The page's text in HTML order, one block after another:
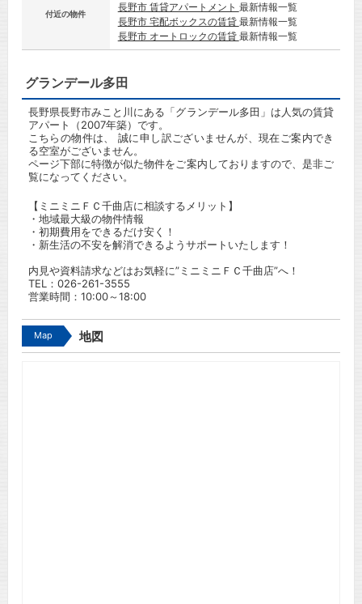
付近の物件
長野市 賃貸アパートメント 最新情報一覧
長野市 宅配ボックスの賃貸 最新情報一覧
長野市 オートロックの賃貸 最新情報一覧
グランデール多田
長野県長野市みこと川にある「グランデール多田」は人気の賃貸
アパート（2007年築）です。
こちらの物件は、 誠に申し訳ございませんが、現在ご案内でき
る空室がございません。
ページ下部に特徴が似た物件をご案内しておりますので、是非ご
覧になってください。
【ミニミニＦＣ千曲店に相談するメリット】
・地域最大級の物件情報
・初期費用をできるだけ安く！
・新生活の不安を解消できるようサポートいたします！
内見や資料請求などはお気軽に”ミニミニＦＣ千曲店”へ！
TEL： 026-261-3555
営業時間：10:00～18:00
Map 地図